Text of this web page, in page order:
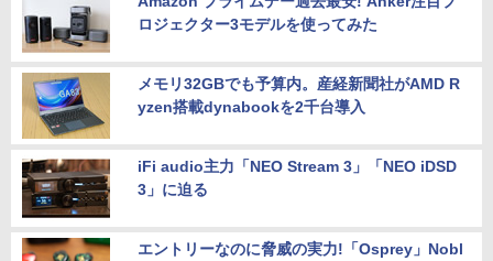
ロジェクター3モデルを使ってみた
メモリ32GBでも予算内。産経新聞社がAMD R
yzen搭載dynabookを2千台導入
iFi audio主力「NEO Stream 3」「NEO iDSD
3」に迫る
エントリーなのに脅威の実力!「Osprey」Nobl